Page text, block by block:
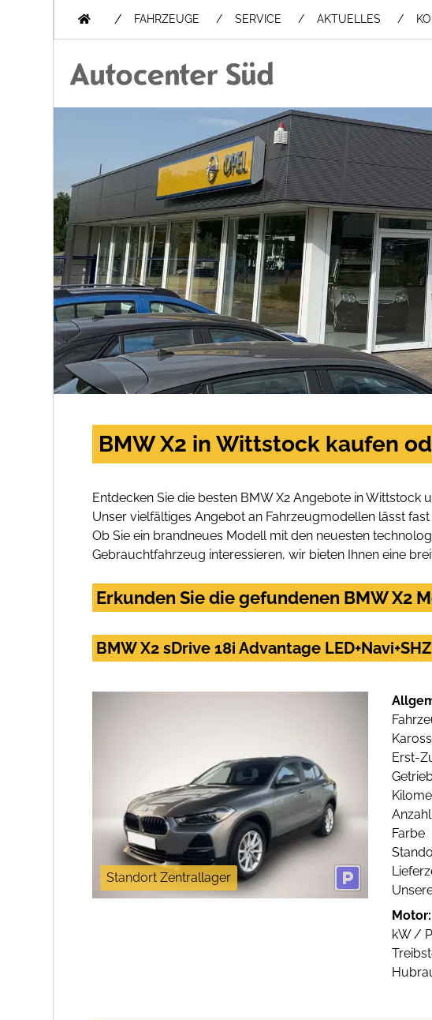
/ FAHRZEUGE SERVICE AKTUELLES
BMW X2 in Wittstock kaufen
Entdecken Sie die besten BMW X2 Angebote in Wittstock
Unser vielfältiges Angebot an Fahrzeugmodellen lässt fast
Ob Sie ein brandneues Modell mit den neuesten
Gebrauchtfahrzeug interessieren, wir bieten Ihnen eine
Erkunden Sie die gefundenen BMW X2
BMW X2 sDrive 18i Advantage
Standort Zentrallager
Erst-
Farbe
Motor:
kW /